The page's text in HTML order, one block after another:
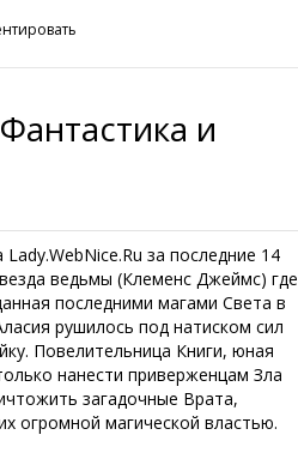
и
за последние 14
ведьмы (Клеменс Джеймс) где
последними магами Света в
рушилось под натиском сил
Повелительница Книги, юная
нанести приверженцам Зла
загадочные Врата,
огромной магической властью.